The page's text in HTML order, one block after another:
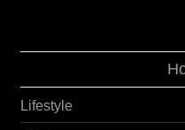
Lifestyle